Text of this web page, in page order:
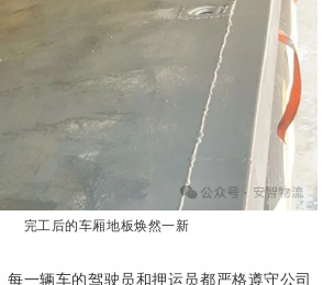
完工后的车厢地板焕然一新
每一辆车的驾驶员和押运员都严格遵守公司